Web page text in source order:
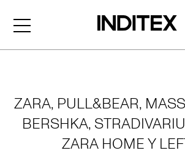
ZARA, PULL&BEAR,
BERSHKA,
ZARA HOME Y